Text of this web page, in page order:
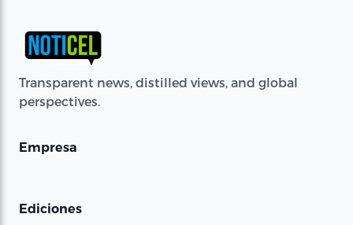
Transparent news, distilled views, and global
perspectives.
Empresa
Ediciones